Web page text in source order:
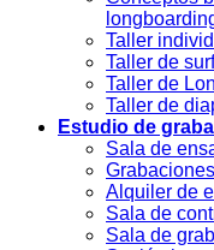
Taller
Taller de
Taller de
Taller de
Estudio de
Sala de
Alquiler de
Sala de
Sala de